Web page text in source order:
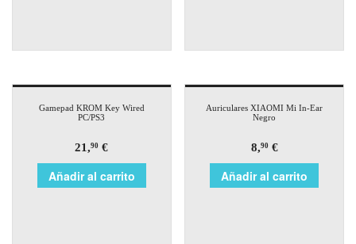
Gamepad KROM Key Wired
PC/PS3
21,90 €
Añadir al carrito
Auriculares XIAOMI Mi In-Ear
Negro
8,90€
Añadir al carrito